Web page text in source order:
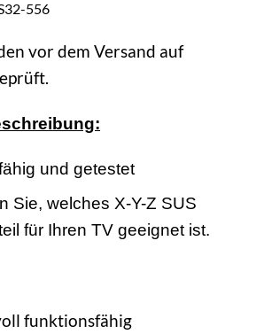
556
vor dem Versand auf
und getestet
Sie, welches X-Y-Z SUS
für Ihren TV geeignet ist.
funktionsfähig